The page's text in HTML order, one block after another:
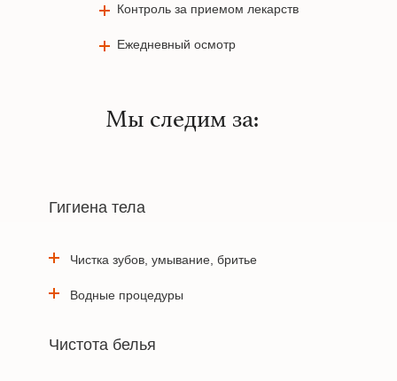
Контроль за приемом лекарств
Ежедневный осмотр
Мы следим за:
Гигиена тела
Чистка зубов, умывание, бритье
Водные процедуры
Чистота белья